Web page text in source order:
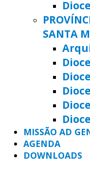
SANTA
MISSÃO AD
AGENDA
DOWNLOADS